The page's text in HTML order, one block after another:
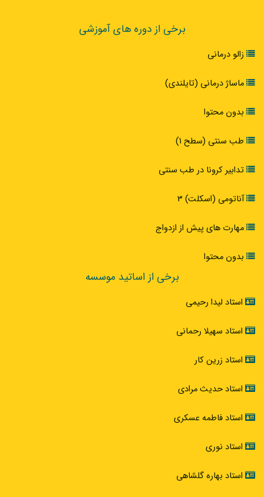
برخی از دوره های آموزشی
زالو درمانی
ماساژ درمانی (تایلندی)
بدون محتوا
طب سنتی (سطح 1)
تدابیر کرونا در طب سنتی
آناتومی (اسکلت) 3
مهارت های پیش از ازدواج
بدون محتوا
برخی از اساتید موسسه
استاد لیدا رحیمی
استاد سهیلا رحمانی
استاد زرین کار
استاد حدیث مرادی
استاد فاطمه عسکری
استاد نوری
استاد بهاره گلشاهی